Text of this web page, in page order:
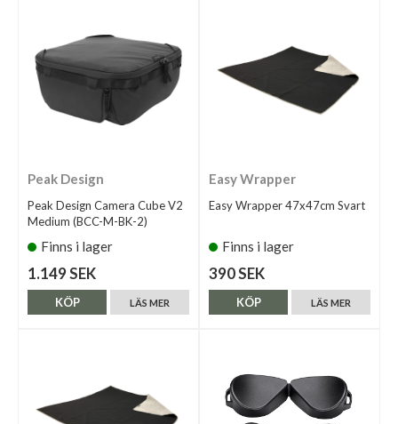
Peak Design
Peak Design Camera Cube V2
Medium (BCC-M-BK-2)
Finns i lager
1.149 SEK
LÄS MER
KÖP
Easy Wrapper
Easy Wrapper 47x47cm Svart
Finns i lager
390 SEK
LÄS MER
KÖP